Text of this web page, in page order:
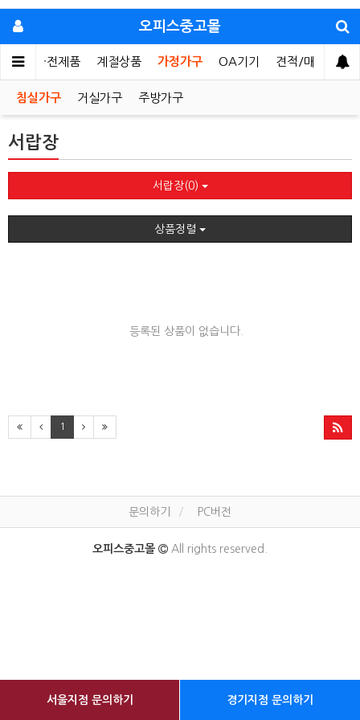
오피스중고몰
구 가전제품 계절상품 가정가구 OA기기 견적/매입문의
침실가구 거실가구 주방가구
서랍장
서랍장(0)
상품정렬
등록된 상품이 없습니다.
1
문의하기 PC버전
오피스중고몰 All rights reserved.
서울지점 문의하기 경기지점 문의하기